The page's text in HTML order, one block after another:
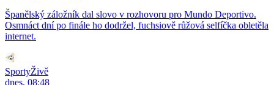
Španělský záložník dal slovo v rozhovoru pro Mundo Deportivo.
Osmnáct dní po finále ho dodržel, fuchsiově růžová selfíčka obletěla
internet.
SportyŽivě
dnes, 08:48